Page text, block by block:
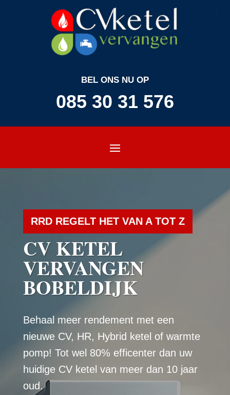
BEL ONS NU OP
085 30 31 576
RRD REGELT HET VAN A TOT Z
CV KETEL
VERVANGEN
BOBELDIJK
Behaal meer rendement met een
nieuwe CV, HR, Hybrid ketel of warmte
pomp! Tot wel 80% efficenter dan uw
huidige CV ketel van meer dan 10 jaar
oud.